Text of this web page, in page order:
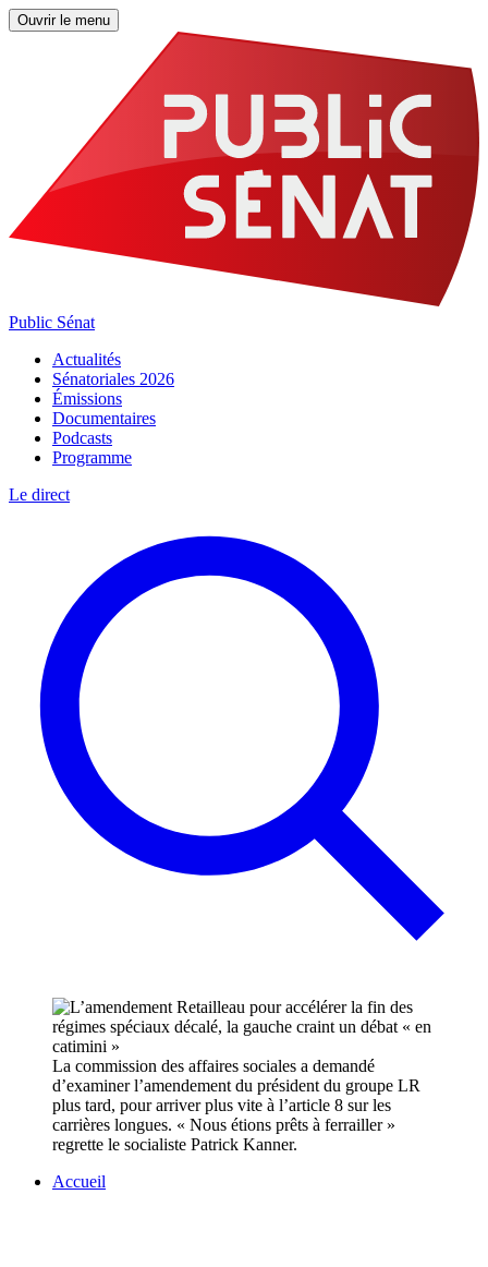
Ouvrir le menu
Public Sénat
Actualités
Sénatoriales 2026
Émissions
Documentaires
Podcasts
Programme
Le direct
La commission des affaires sociales a demandé
d’examiner l’amendement du président du groupe LR
plus tard, pour arriver plus vite à l’article 8 sur les
carrières longues. « Nous étions prêts à ferrailler »
regrette le socialiste Patrick Kanner.
Accueil